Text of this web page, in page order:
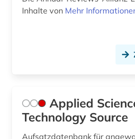
fasern (1)
fertigungstechnik (3)
feuerwehrwesen (1)
filme (1)
Inhalte von Mehr
Applied
Technology Source
Aufsatzdatenbank für